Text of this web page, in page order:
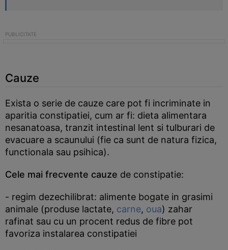
Cauze
Exista o serie de cauze care pot fi incriminate in
aparitia constipatiei, cum ar fi: dieta alimentara
nesanatoasa, tranzit intestinal lent si tulburari de
evacuare a scaunului (fie ca sunt de natura fizica,
functionala sau psihica).
Cele mai frecvente cauze de constipatie:
- regim dezechilibrat: alimente bogate in grasimi
animale (produse lactate, carne, oua) zahar
rafinat sau cu un procent redus de fibre pot
favoriza instalarea constipatiei